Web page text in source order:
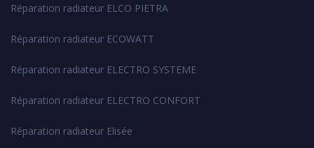
Réparation radiateur ELCO PIETRA
Réparation radiateur ECOWATT
Réparation radiateur ELECTRO SYSTEME
Réparation radiateur ELECTRO CONFORT
Réparation radiateur Elisée